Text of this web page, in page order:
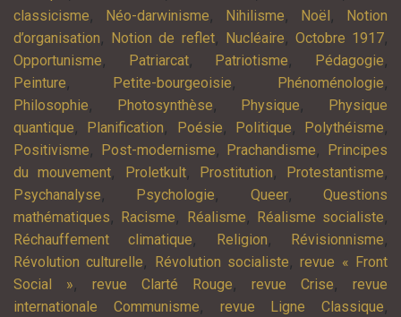
classicisme, Néo-darwinisme, Nihilisme, Noël ,
Notion
d’organisation, Notion de reflet, Nucléaire, Octobre 1917,
Opportunisme, Patriarcat, Patriotisme, Pédagogie,
Peinture, Petite-bourgeoisie, Phénoménologie,
Philosophie, Photosynthèse, Physique,
Physique
quantique, Planification, Poésie, Politique, Polythéisme,
Positivisme, Post-modernisme, Prachandisme,
Principes
du mouvement, Proletkult, Prostitution, Protestantisme,
Psychanalyse, Psychologie, Queer,Questions
mathématiques, Racisme, Réalisme, Réalisme socialiste,
Réchauffement climatique, Religion, Révisionnisme,
Révolution culturelle, Révolution socialiste,revue « Front
Social », revue Clarté Rouge, revue Crise, revue
internationale Communisme, revue Ligne Classique,